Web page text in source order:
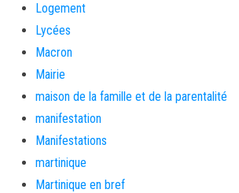
Logement
Lycées
Macron
Mairie
maison de la famille et de la parentalité
manifestation
Manifestations
martinique
Martinique en bref